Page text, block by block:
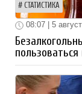
СТАТИСТИКА
08:07 | 5